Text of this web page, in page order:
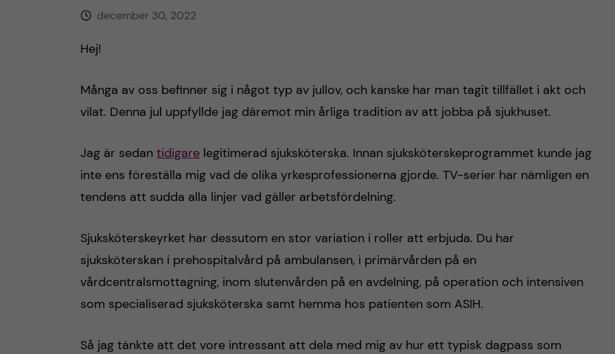
december 30, 2022
Hej!
Många av oss befinner sig i något typ av jullov, och kanske har man tagit tillfället i akt och
vilat. Denna jul uppfyllde jag däremot min årliga tradition av att jobba på sjukhuset.
Jag är sedan tidigare legitimerad sjuksköterska. Innan sjuksköterskeprogrammet kunde jag
inte ens föreställa mig vad de olika yrkesprofessionerna gjorde. TV-serier har nämligen en
tendens att sudda alla linjer vad gäller arbetsfördelning.
Sjuksköterskeyrket har dessutom en stor variation i roller att erbjuda. Du har
sjuksköterskan i prehospitalvård på ambulansen, i primärvården på en
vårdcentralsmottagning, inom slutenvården på en avdelning, på operation och intensiven
som specialiserad sjuksköterska samt hemma hos patienten som ASIH.
Så jag tänkte att det vore intressant att dela med mig av hur ett typisk dagpass som